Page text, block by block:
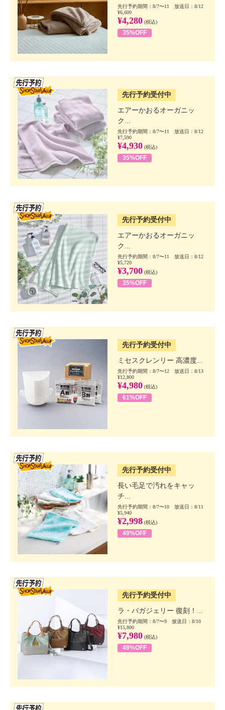
先行予約期間：8/7〜11 放送日：8/12
¥6,600
¥4,280 (税込)
35%OFF
先行予約受付中
エアーかおるオーガニッ
ク...
先行予約期間：8/7〜11 放送日：8/12
¥7,590
¥4,930 (税込)
35%OFF
先行予約受付中
エアーかおるオーガニッ
ク...
先行予約期間：8/7〜11 放送日：8/12
¥5,720
¥3,700 (税込)
35%OFF
先行予約受付中
ミセスクレンリー 高濃度...
先行予約期間：8/7〜12 放送日：8/13
¥12,800
¥4,980 (税込)
61%OFF
先行予約受付中
長い毛足で汚れをキャッ
チ...
先行予約期間：8/7〜10 放送日：8/11
¥5,940
¥2,998 (税込)
49%OFF
先行予約受付中
ラ・バガジェリー 復刻！...
先行予約期間：8/7〜9 放送日：8/10
¥15,800
¥7,980 (税込)
49%OFF